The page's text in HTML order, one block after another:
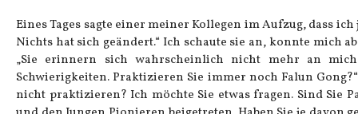
Eines Tages sagte einer meiner Kollegen im Aufzug, dass
Nichts hat sich geändert.“ Ich schaute sie an, konnte mich
„Sie erinnern sich wahrscheinlich nicht mehr an
Schwierigkeiten. Praktizieren Sie immer noch Falun
nicht praktizieren? Ich möchte Sie etwas fragen. Sind Sie